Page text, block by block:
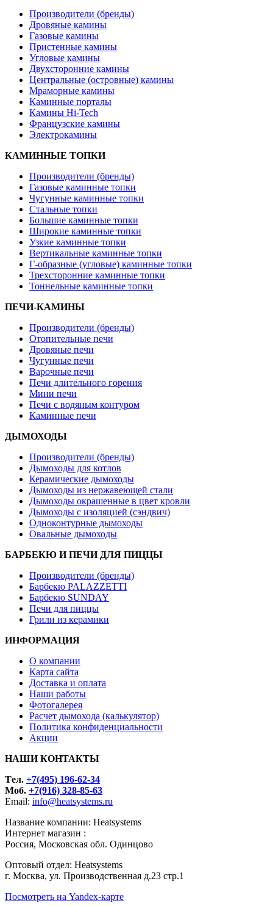
Производители (бренды)
Дровяные камины
Газовые камины
Пристенные камины
Угловые камины
Двухсторонние камины
Центральные (островные) камины
Мраморные камины
Каминные порталы
Камины Hi-Tech
Французские камины
Электрокамины
КАМИННЫЕ ТОПКИ
Производители (бренды)
Газовые каминные топки
Чугунные каминные топки
Стальные топки
Большие каминные топки
Широкие каминные топки
Узкие каминные топки
Вертикальные каминные топки
Г-образные (угловые) каминные топки
Трехсторонние каминные топки
Тоннельные каминные топки
ПЕЧИ-КАМИНЫ
Производители (бренды)
Отопительные печи
Дровяные печи
Чугунные печи
Варочные печи
Печи длительного горения
Мини печи
Печи с водяным контуром
Каминные печи
ДЫМОХОДЫ
Производители (бренды)
Дымоходы для котлов
Керамические дымоходы
Дымоходы из нержавеющей стали
Дымоходы окрашенные в цвет кровли
Дымоходы с изоляцией (сэндвич)
Одноконтурные дымоходы
Овальные дымоходы
БАРБЕКЮ И ПЕЧИ ДЛЯ ПИЦЦЫ
Производители (бренды)
Барбекю PALAZZETTI
Барбекю SUNDAY
Печи для пиццы
Грили из керамики
ИНФОРМАЦИЯ
О компании
Карта сайта
Доставка и оплата
Наши работы
Фотогалерея
Расчет дымохода (калькулятор)
Политика конфиденциальности
Акции
НАШИ КОНТАКТЫ
Tел. +7(495) 196-62-34
Моб. +7(916) 328-85-63
Email: info@heatsystems.ru
Название компании: Heatsystems
Интернет магазин :
Россия, Московская обл. Одинцово
Оптовый отдел: Heatsystems
г. Москва, ул. Производственная д.23 стр.1
Посмотреть на Yandex-карте